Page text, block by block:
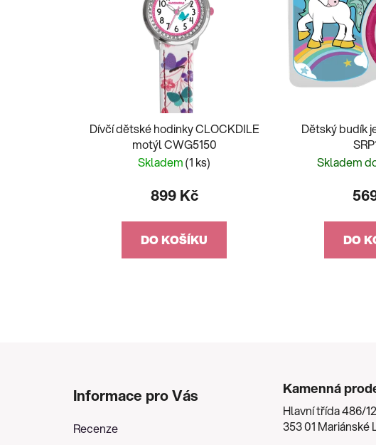
Dívčí dětské hodinky CLOCKDILE
motýl CWG5150
Skladem(1 ks)
899 Kč
DO KOŠÍKU
Dětský budík
Skladem
DO
Informace pro Vás
Recenze
Kamenná
Hlavní třída 486/
353 01 Mariánské